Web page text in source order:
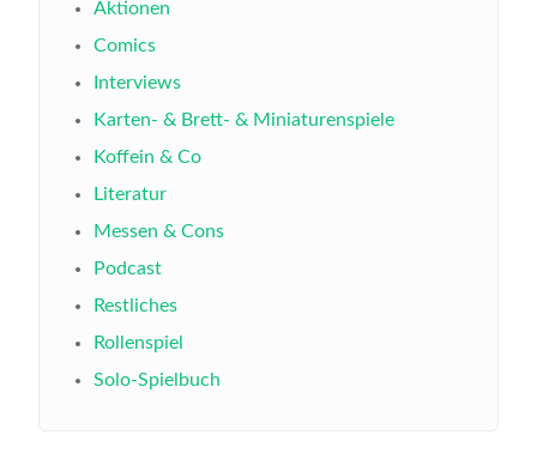
Aktionen
Comics
Interviews
Karten- & Brett- & Miniaturenspiele
Koffein & Co
Literatur
Messen & Cons
Podcast
Restliches
Rollenspiel
Solo-Spielbuch